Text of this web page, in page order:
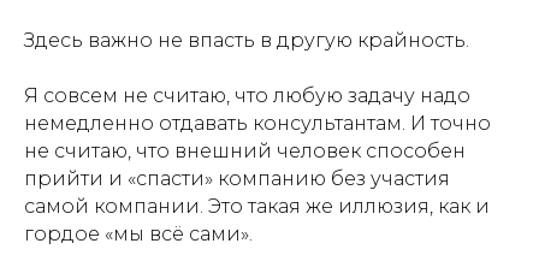
Здесь важно не впасть в другую крайность.
Я совсем не считаю, что любую задачу надо
немедленно отдавать консультантам. И точно
не считаю, что внешний человек способен
прийти и «спасти» компанию без участия
самой компании. Это такая же иллюзия, как и
гордое «мы всё сами».